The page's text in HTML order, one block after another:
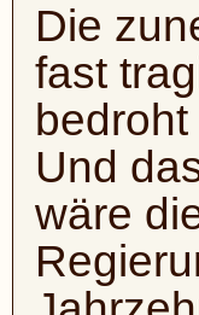
Die
fast
Und
wäre